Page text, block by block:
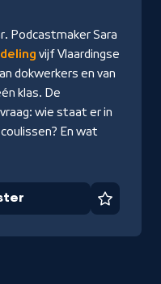
Podcastmaker Sara
vijf Vlaardingse
dokwerkers en van
klas. De
wie staat er in
En wat